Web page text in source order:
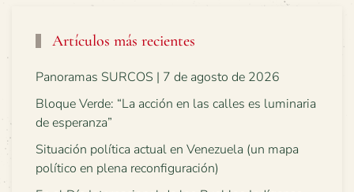
Artículos más recientes
Panoramas SURCOS | 7 de agosto de 2026
Bloque Verde: “La acción en las calles es luminaria
de esperanza”
Situación política actual en Venezuela (un mapa
político en plena reconfiguración)